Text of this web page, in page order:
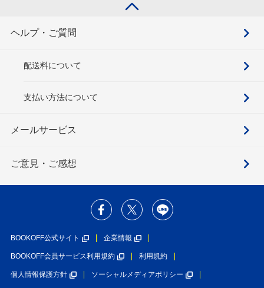
ヘルプ・ご質問
配送料について
支払い方法について
メールサービス
ご意見・ご感想
BOOKOFF公式サイト 企業情報
BOOKOFF会員サービス利用規約 利用規約
個人情報保護方針 ソーシャルメディアポリシー